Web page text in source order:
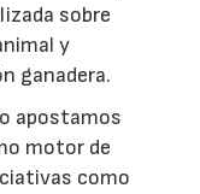
sobre
y
ganadera.
apostamos
motor de
como